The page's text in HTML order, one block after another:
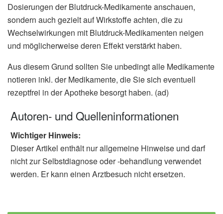
Dosierungen der Blutdruck-Medikamente anschauen,
sondern auch gezielt auf Wirkstoffe achten, die zu
Wechselwirkungen mit Blutdruck-Medikamenten neigen
und möglicherweise deren Effekt verstärkt haben.
Aus diesem Grund sollten Sie unbedingt alle Medikamente
notieren inkl. der Medikamente, die Sie sich eventuell
rezeptfrei in der Apotheke besorgt haben. (ad)
Autoren- und Quelleninformationen
Wichtiger Hinweis:
Dieser Artikel enthält nur allgemeine Hinweise und darf
nicht zur Selbstdiagnose oder -behandlung verwendet
werden. Er kann einen Arztbesuch nicht ersetzen.